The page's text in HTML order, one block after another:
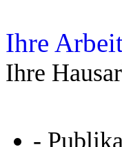
Ihre
Ihre
-